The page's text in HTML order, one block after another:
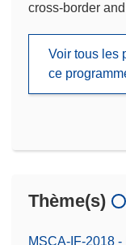
cross-border
Voir tous les
ce
Thème(s)
MSCA-IF-2018